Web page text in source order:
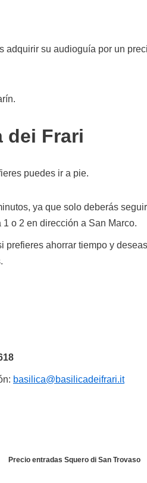
adquirir su audioguía por un
dei Frari
puedes ir a pie.
ya que solo deberás seguir
o 2 en dirección a San Marco.
prefieres ahorrar tiempo y deseas
basilica@basilicadeifrari.it
Precio entradas Squero di San Trovaso